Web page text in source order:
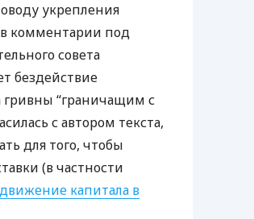
укрепления
комментарии под
совета
бездействие
гривны “граничащим с
с автором текста,
для того, чтобы
(в частности
капитала в